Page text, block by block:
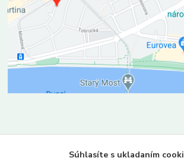
Súhlasíte s ukladaním